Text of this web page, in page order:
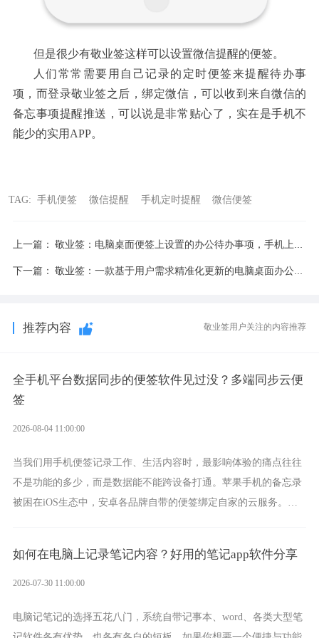
但是很少有敬业签这样可以设置微信提醒的便签。
人们常常需要用自己记录的定时便签来提醒待办事
项，而登录敬业签之后，绑定微信，可以收到来自微信的
备忘事项提醒推送，可以说是非常贴心了，实在是手机不
能少的实用APP。
TAG: 手机便签 微信提醒 手机定时提醒 微信便签
上一篇： 敬业签：电脑桌面便签上设置的办公待办事项，手机上同步接收
下一篇： 敬业签：一款基于用户需求精准化更新的电脑桌面办公便签
推荐内容 敬业签用户关注的内容推荐
全手机平台数据同步的便签软件见过没？多端同步云便
签
2026-08-04 11:00:00
当我们用手机便签记录工作、生活内容时，最影响体验的痛点往往
不是功能的多少，而是数据能不能跨设备打通。苹果手机的备忘录
被困在iOS生态中，安卓各品牌自带的便签绑定自家的云服务。而
如何在电脑上记录笔记内容？好用的笔记app软件分享
2026-07-30 11:00:00
电脑记笔记的选择五花八门，系统自带记事本、word、各类大型笔